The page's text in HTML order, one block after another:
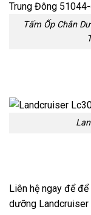
Tấm Ốp Chắn
Liên hệ ngay để
dưỡng Landcruiser